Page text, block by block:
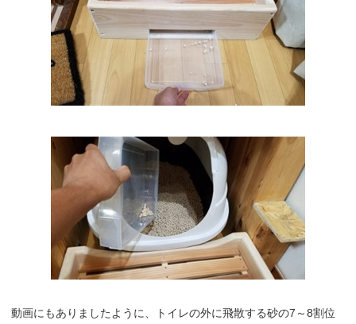
動画にもありましたように、トイレの外に飛散する砂の7～8割位